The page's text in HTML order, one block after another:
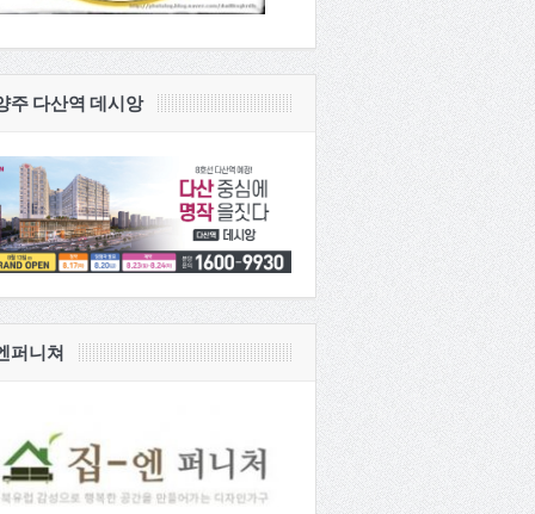
주 다산역 데시앙
퍼니쳐